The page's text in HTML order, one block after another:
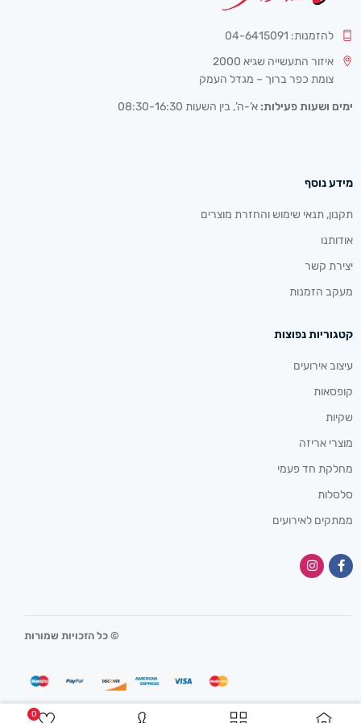
0
להזמנות: 04-6415091
איזור התעשייה שגיא 2000
צומת כפר ברוך – מגדל העמק
ימים ושעות פעילות: א’-ה’, בין השעות 08:30-16:30
מידע נוסף
תקנון, תנאי שימוש והחזרת מוצרים
אודותנו
יצירת קשר
מעקב הזמנות
קטגוריות נפוצות
עיצוב אירועים
קופסאות
שקיות
מוצרי אריזה
מחלקת חד פעמי
סלסלות
ממתקים לאירועים
© כל הזכויות שמורות